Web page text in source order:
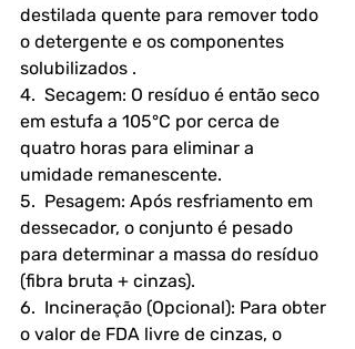
destilada quente para remover todo
o detergente e os componentes
solubilizados .
4.  Secagem: O resíduo é então seco
em estufa a 105°C por cerca de
quatro horas para eliminar a
umidade remanescente.
5.  Pesagem: Após resfriamento em
dessecador, o conjunto é pesado
para determinar a massa do resíduo
(fibra bruta + cinzas).
6.  Incineração (Opcional): Para obter
o valor de FDA livre de cinzas, o